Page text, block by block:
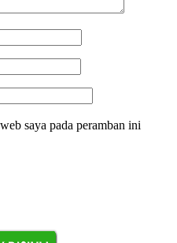
saya pada peramban ini